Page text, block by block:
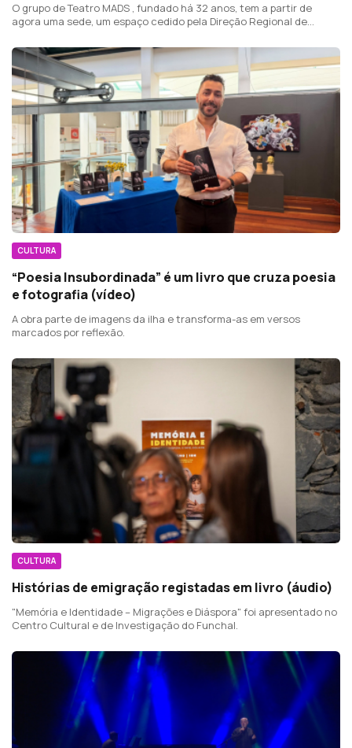
O grupo de Teatro MADS , fundado há 32 anos, tem a partir de
agora uma sede, um espaço cedido pela Direção Regional de
CULTURA
“Poesia Insubordinada” é um livro que cruza poesia
e fotografia (vídeo)
A obra parte de imagens da ilha e transforma-as em versos
marcados por reflexão.
CULTURA
Histórias de emigração registadas em livro (áudio)
"Memória e Identidade – Migrações e Diáspora" foi apresentado no
Centro Cultural e de Investigação do Funchal.